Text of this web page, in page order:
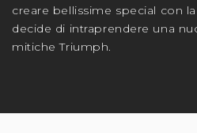
creare bellissime special con
decide di intraprendere una
mitiche Triumph.